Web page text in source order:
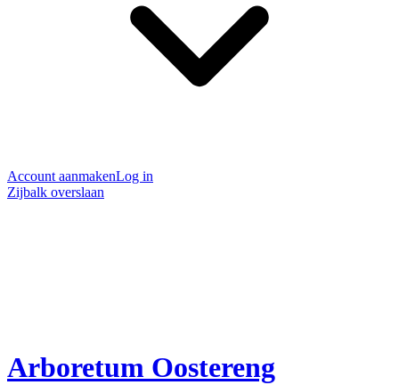
Account aanmakenLog in
Zijbalk overslaan
Arboretum Oostereng